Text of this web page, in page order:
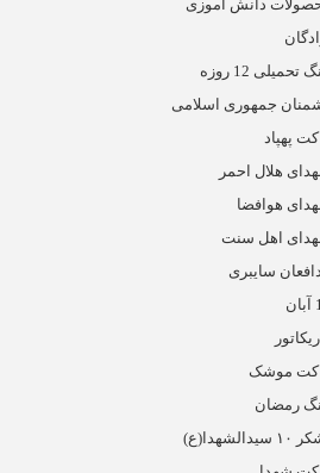
دانش آموزی
تحمیلی 12 روزه
جمهوری اسلامی
پهپاد
هلال احمر
هوافضا
اهل سنت
سایبری
موشک
رمضان